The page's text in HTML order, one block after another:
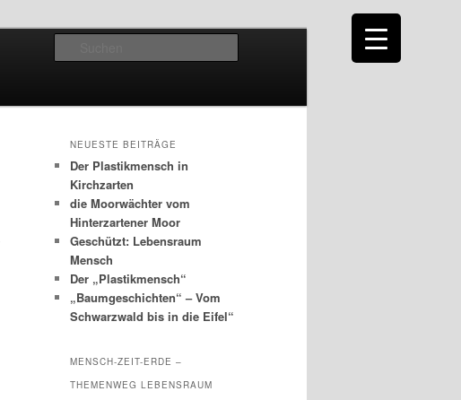
NEUESTE BEITRÄGE
Der Plastikmensch in
Kirchzarten
die Moorwächter vom
Hinterzartener Moor
Geschützt: Lebensraum
Mensch
Der „Plastikmensch“
„Baumgeschichten“ – Vom
Schwarzwald bis in die Eifel“
MENSCH-ZEIT-ERDE –
THEMENWEG LEBENSRAUM